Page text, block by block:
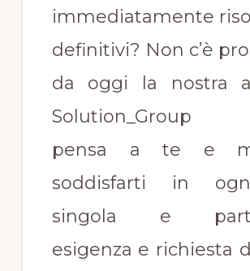
immediatamente
definitivi? Non c’è
da oggi la nostra
Solution_Group
pensa a te e
soddisfarti in
singola e
esigenza e richiesta